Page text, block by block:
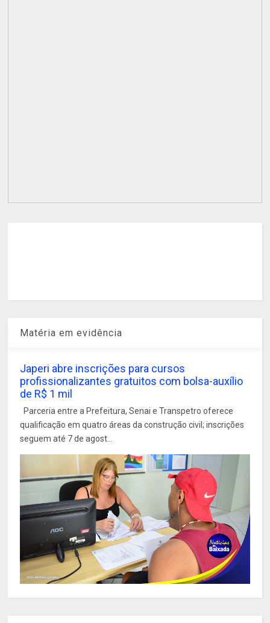
Matéria em evidência
Japeri abre inscrições para cursos
profissionalizantes gratuitos com bolsa-auxílio
de R$ 1 mil
Parceria entre a Prefeitura, Senai e Transpetro oferece
qualificação em quatro áreas da construção civil; inscrições
seguem até 7 de agost...